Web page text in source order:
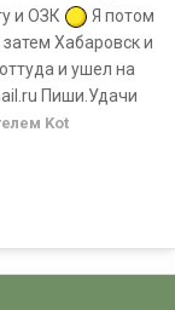
и ОЗК
Я потом
Хабаровск и
и ушел на
Пиши.Удачи
Kot